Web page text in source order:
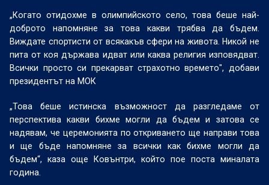
„Когато отидохме в олимпийското село, това беше най-
доброто напомняне за това какви трябва да бъдем.
Виждате спортисти от всякакъв сфери на живота. Никой не
пита от коя държава идват или каква религия изповядват.
Всички просто си прекарват страхотно времето", добави
президентът на МОК
„Това беше истинска възможност да разгледаме от
перспектива какви бихме могли да бъдем и затова се
надявам, че церемонията по откриването ще направи това
и ще бъде напомняне за всички как бихме могли да
бъдем“, каза още Ковънтри, който пое поста миналата
година.